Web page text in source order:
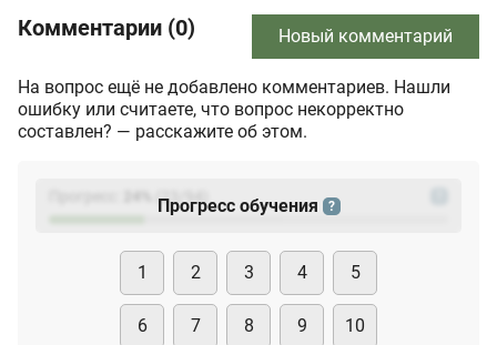
Комментарии (0) Новый комментарий
На вопрос ещё не добавлено комментариев. Нашли
ошибку или считаете, что вопрос некорректно
составлен? — расскажите об этом.
(23
Прогресс обучения ?
1 2 3 4 5
6 7 8 9 10